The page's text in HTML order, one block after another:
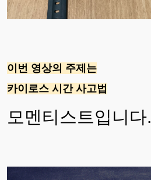
이번 영상의 주제는
카이로스 시간 사고법
모멘티스트입니다.